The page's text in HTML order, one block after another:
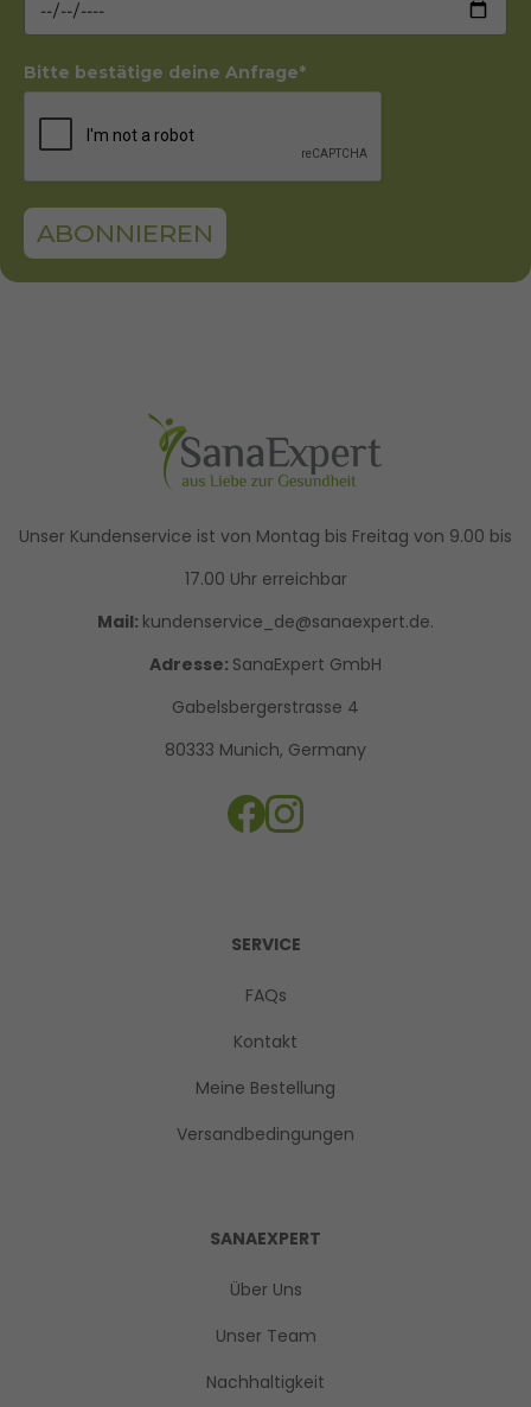
Bitte bestätige deine Anfrage*
Unser Kundenservice ist von Montag bis Freitag von 9.00 bis
17.00 Uhr erreichbar
kundenservice_de@sanaexpert.de.
Adresse:SanaExpert GmbH
Gabelsbergerstrasse 4
80333 Munich, Germany
SERVICE
FAQs
Kontakt
Über Uns